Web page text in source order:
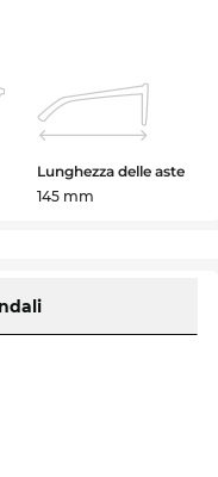
Lunghezza delle aste
145 mm